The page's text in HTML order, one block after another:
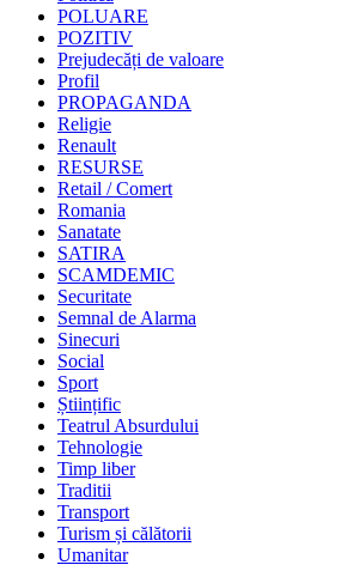
POLUARE
POZITIV
Prejudecăți de valoare
Profil
PROPAGANDA
Religie
Renault
RESURSE
Retail / Comert
Romania
Sanatate
SATIRA
SCAMDEMIC
Securitate
Semnal de Alarma
Sinecuri
Social
Sport
Științific
Teatrul Absurdului
Tehnologie
Timp liber
Traditii
Transport
Turism și călătorii
Umanitar